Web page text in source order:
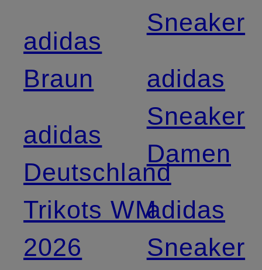
adidas
Braun
adidas
Deutschland
Trikots WM
2026
Sneaker
adidas
Sneaker
Damen
adidas
Sneaker